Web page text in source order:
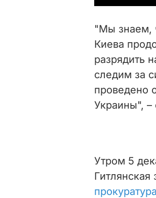
"Мы знаем,
Киева
разрядить
следим за
проведено
Украины", –
Утром 5